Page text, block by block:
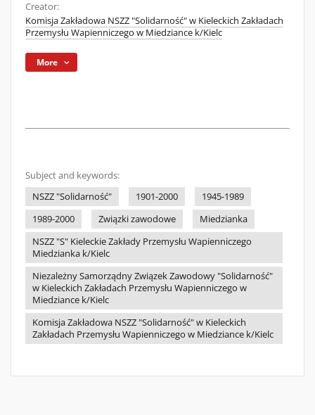
Creator:
Komisja Zakładowa NSZZ "Solidarność" w Kieleckich Zakładach
Przemysłu Wapienniczego w Miedziance k/Kielc
More
Subject and keywords:
NSZZ "Solidarność"
1901-2000
1945-1989
1989-2000
Związki zawodowe
Miedzianka
NSZZ "S" Kieleckie Zakłady Przemysłu Wapienniczego
Miedzianka k/Kielc
Niezależny Samorządny Związek Zawodowy "Solidarność"
w Kieleckich Zakładach Przemysłu Wapienniczego w
Miedziance k/Kielc
Komisja Zakładowa NSZZ "Solidarność" w Kieleckich
Zakładach Przemysłu Wapienniczego w Miedziance k/Kielc